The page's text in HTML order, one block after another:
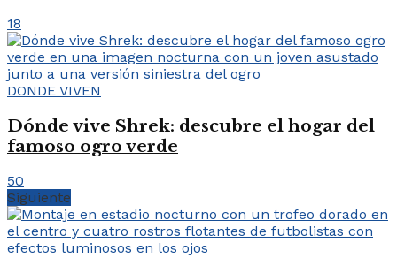
18
DONDE VIVEN
Dónde vive Shrek: descubre el hogar del
famoso ogro verde
50
Siguiente